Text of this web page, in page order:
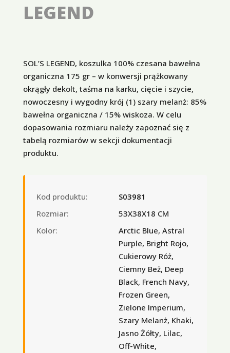
LEGEND
SOL’S LEGEND, koszulka 100% czesana bawełna
organiczna 175 gr – w konwersji prążkowany
okrągły dekolt, taśma na karku, cięcie i szycie,
nowoczesny i wygodny krój (1) szary melanż: 85%
bawełna organiczna / 15% wiskoza. W celu
dopasowania rozmiaru należy zapoznać się z
tabelą rozmiarów w sekcji dokumentacji
produktu.
Kod produktu:
S03981
Rozmiar:
53X38X18 CM
Kolor:
Arctic Blue, Astral
Purple, Bright Rojo,
Cukierowy Róż,
Ciemny Beż, Deep
Black, French Navy,
Frozen Green,
Zielone Imperium,
Szary Melanż, Khaki,
Jasno Żółty, Lilac,
Off-White,